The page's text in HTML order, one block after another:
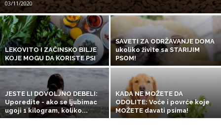
03/11/2020
LEKOVITO I ZAČINSKO BILJE
KOJE MOGU DA KORISTE PSI
SAVETI ZA ODRŽAVANJE DOMA
ukoliko živite sa STARIJIM
PSOM!
JESTE LI DOVOLJNO DEBELI:
Uporedite - ako se ljubimac
ugoji 1 kilogram, koliko...
KADA NE MOŽETE DA
ODOLITE: Voće i povrće koje
MOŽETE davati psima!